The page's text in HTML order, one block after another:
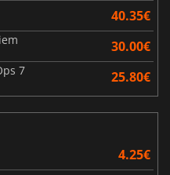
40.35€
30.00€
7 25.80€
4.25€